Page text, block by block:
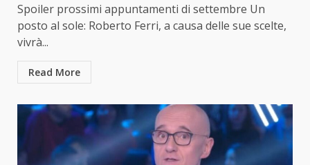
Spoiler prossimi appuntamenti di settembre Un
posto al sole: Roberto Ferri, a causa delle sue scelte,
vivrà...
Read More